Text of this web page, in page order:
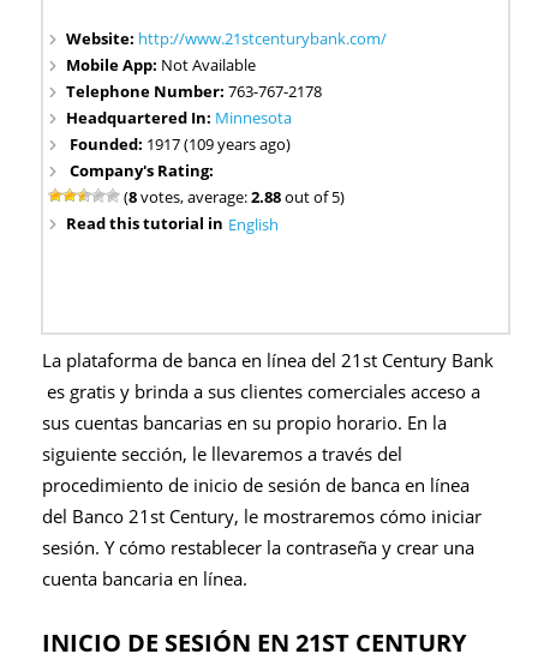
Website: http://www.21stcenturybank.com/
Mobile App: Not Available
Telephone Number:763-767-2178
Headquartered In: Minnesota
Founded: 1917 (109 years ago)
Company's Rating:
(8votes, average:2.88out of 5)
English
Read this tutorial in
La plataforma de banca en línea del 21st Century Bank
es gratis y brinda a sus clientes comerciales acceso a
sus cuentas bancarias en su propio horario. En la
siguiente sección, le llevaremos a través del
procedimiento de inicio de sesión de banca en línea
del Banco 21st Century, le mostraremos cómo iniciar
sesión. Y cómo restablecer la contraseña y crear una
cuenta bancaria en línea.
INICIO DE SESIÓN EN 21ST CENTURY